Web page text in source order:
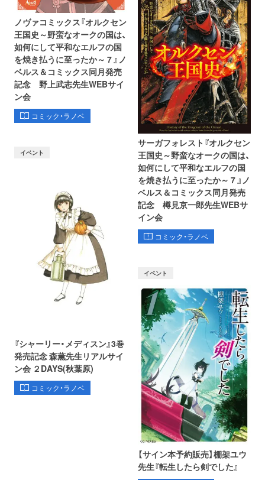
ノヴァコミックス『オルクセン
王国史～野蛮なオークの国は、
如何にして平和なエルフの国
を焼き払うに至ったか～ 7 』ノ
ベルス＆コミックス同月発売
記念 野上武志先生WEBサイ
ン会
コミック・ラノベ
サーガフォレスト『オルクセン
王国史～野蛮なオークの国は、
如何にして平和なエルフの国
を焼き払うに至ったか～ 7 』ノ
ベルス＆コミックス同月発売
記念 樽見京一郎先生WEBサ
イン会
コミック・ラノベ
イベント
『シャーリー・メディスン』3巻
発売記念 森薫先生リアルサイ
ン会 ２DAYS(秋葉原)
コミック・ラノベ
イベント
【サイン本予約販売】棚架ユウ
先生『転生したら剣でした』